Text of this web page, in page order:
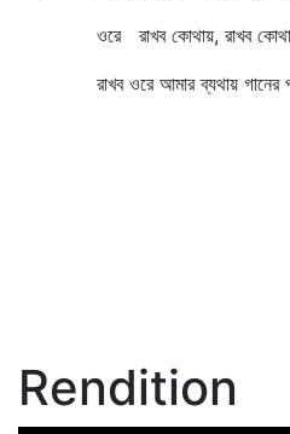
ওরে রাখব কোথায়, রাখব
রাখব ওরে আমার ব্যথায় গানের
Rendition